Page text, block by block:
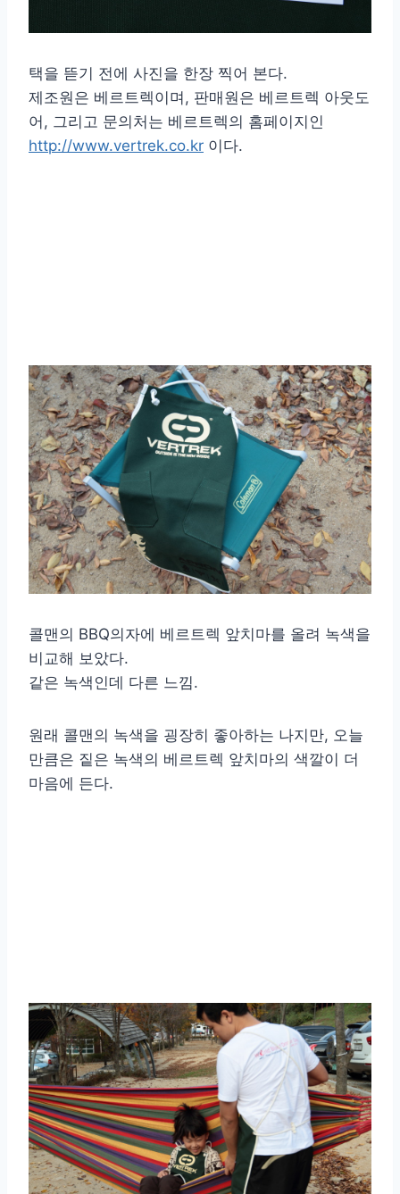
택을 뜯기 전에 사진을 한장 찍어 본다.
제조원은 베르트렉이며, 판매원은 베르트렉 아웃도
어, 그리고 문의처는 베르트렉의 홈페이지인
http://www.vertrek.co.kr 이다.
콜맨의 BBQ의자에 베르트렉 앞치마를 올려 녹색을
비교해 보았다.
같은 녹색인데 다른 느낌.
원래 콜맨의 녹색을 굉장히 좋아하는 나지만, 오늘
만큼은 짙은 녹색의 베르트렉 앞치마의 색깔이 더
마음에 든다.